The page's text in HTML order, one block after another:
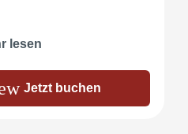
lesen
Jetzt buchen